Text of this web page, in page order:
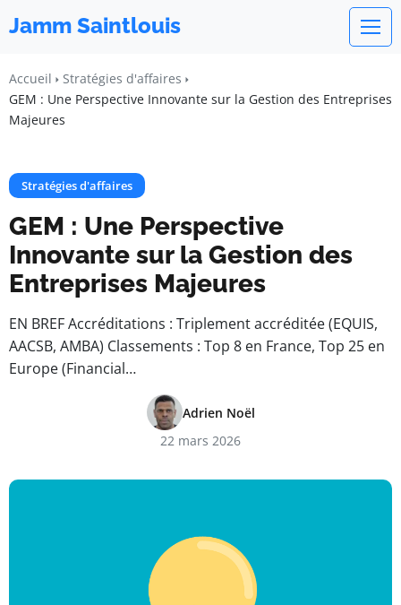
Jamm Saintlouis
Accueil
Stratégies d'affaires
GEM : Une Perspective Innovante sur la Gestion des Entreprises
Majeures
Stratégies d'affaires
GEM : Une Perspective
Innovante sur la Gestion des
Entreprises Majeures
EN BREF Accréditations : Triplement accréditée (EQUIS,
AACSB, AMBA) Classements : Top 8 en France, Top 25 en
Europe (Financial…
Adrien Noël
22 mars 2026